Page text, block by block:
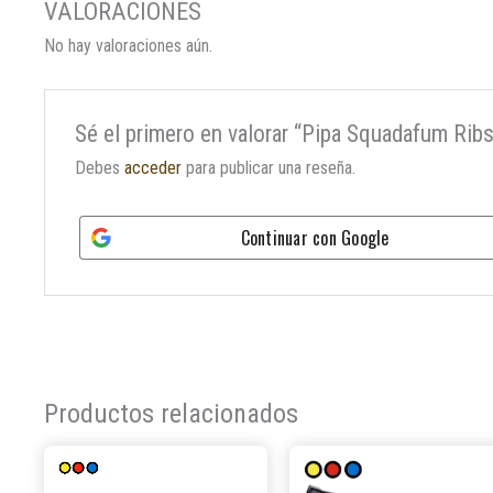
No hay valoraciones aún.
Sé el primero en valorar “Pipa Squadafum
Debes accederpara publicar una reseña.
Continuar con Google
Productos relacionados
producto